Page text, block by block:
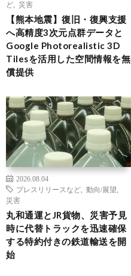
ど
災害
【熊本地震】復旧・復興支援
へ高精度3次元点群データと
Google Photorealistic 3D
Tilesを活用した空間情報を無
償提供
2026.08.04
プレスリリースなど
動向/展望
災害
丸和通運とJR貨物、災害予見
時に代替トラックを迅速確保
する特約付きの鉄道輸送を開
始